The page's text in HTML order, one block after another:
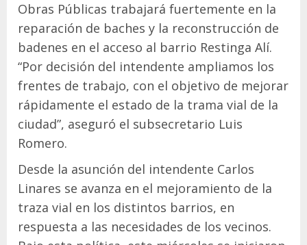
Obras Públicas trabajará fuertemente en la
reparación de baches y la reconstrucción de
badenes en el acceso al barrio Restinga Alí.
“Por decisión del intendente ampliamos los
frentes de trabajo, con el objetivo de mejorar
rápidamente el estado de la trama vial de la
ciudad”, aseguró el subsecretario Luis
Romero.
Desde la asunción del intendente Carlos
Linares se avanza en el mejoramiento de la
traza vial en los distintos barrios, en
respuesta a las necesidades de los vecinos.